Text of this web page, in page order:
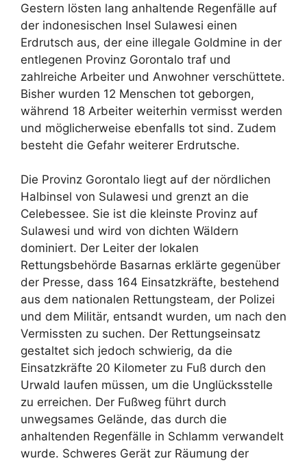
Gestern lösten lang anhaltende Regenfälle auf
der indonesischen Insel Sulawesi einen
Erdrutsch aus, der eine illegale Goldmine in der
entlegenen Provinz Gorontalo traf und
zahlreiche Arbeiter und Anwohner verschüttete.
Bisher wurden 12 Menschen tot geborgen,
während 18 Arbeiter weiterhin vermisst werden
und möglicherweise ebenfalls tot sind. Zudem
besteht die Gefahr weiterer Erdrutsche.
Die Provinz Gorontalo liegt auf der nördlichen
Halbinsel von Sulawesi und grenzt an die
Celebessee. Sie ist die kleinste Provinz auf
Sulawesi und wird von dichten Wäldern
dominiert. Der Leiter der lokalen
Rettungsbehörde Basarnas erklärte gegenüber
der Presse, dass 164 Einsatzkräfte, bestehend
aus dem nationalen Rettungsteam, der Polizei
und dem Militär, entsandt wurden, um nach den
Vermissten zu suchen. Der Rettungseinsatz
gestaltet sich jedoch schwierig, da die
Einsatzkräfte 20 Kilometer zu Fuß durch den
Urwald laufen müssen, um die Unglücksstelle
zu erreichen. Der Fußweg führt durch
unwegsames Gelände, das durch die
anhaltenden Regenfälle in Schlamm verwandelt
wurde. Schweres Gerät zur Räumung der